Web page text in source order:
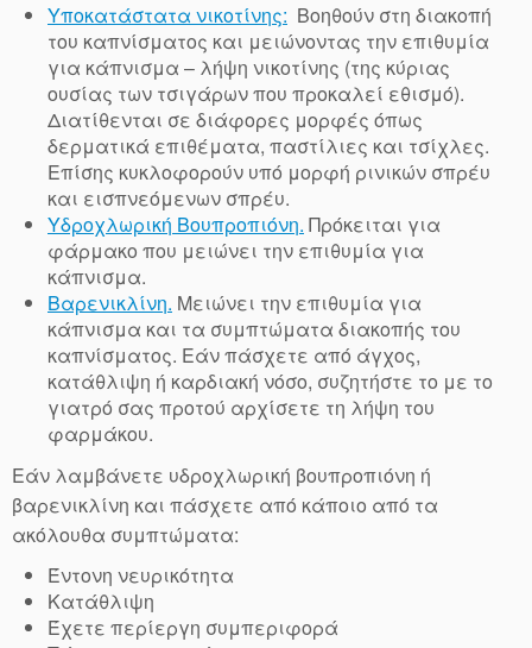
Υποκατάστατα νικοτίνης: Βοηθούν στη διακοπή
του καπνίσματος και μειώνοντας την επιθυμία
για κάπνισμα – λήψη νικοτίνης (της κύριας
ουσίας των τσιγάρων που προκαλεί εθισμό).
Διατίθενται σε διάφορες μορφές όπως
δερματικά επιθέματα, παστίλιες και τσίχλες.
Επίσης κυκλοφορούν υπό μορφή ρινικών σπρέυ
και εισπνεόμενων σπρέυ.
Υδροχλωρική Βουπροπιόνη. Πρόκειται για
φάρμακο που μειώνει την επιθυμία για
κάπνισμα.
Βαρενικλίνη. Μειώνει την επιθυμία για
κάπνισμα και τα συμπτώματα διακοπής του
καπνίσματος. Εάν πάσχετε από άγχος,
κατάθλιψη ή καρδιακή νόσο, συζητήστε το με το
γιατρό σας προτού αρχίσετε τη λήψη του
φαρμάκου.
Εάν λαμβάνετε υδροχλωρική βουπροπιόνη ή
βαρενικλίνη και πάσχετε από κάποιο από τα
ακόλουθα συμπτώματα:
Έντονη νευρικότητα
Κατάθλιψη
Έχετε περίεργη συμπεριφορά